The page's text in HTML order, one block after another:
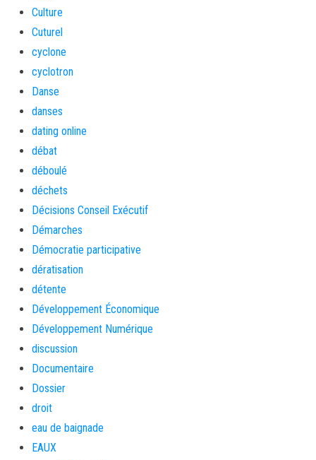
Culture
Cuturel
cyclone
cyclotron
Danse
danses
dating online
débat
déboulé
déchets
Décisions Conseil Exécutif
Démarches
Démocratie participative
dératisation
détente
Développement Économique
Développement Numérique
discussion
Documentaire
Dossier
droit
eau de baignade
EAUX